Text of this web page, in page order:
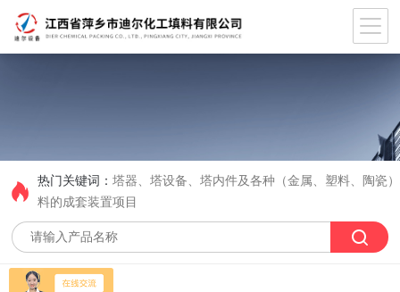
热门关键词：塔器、塔设备、塔内件及各种（金属、塑料、陶瓷
料的成套装置项目